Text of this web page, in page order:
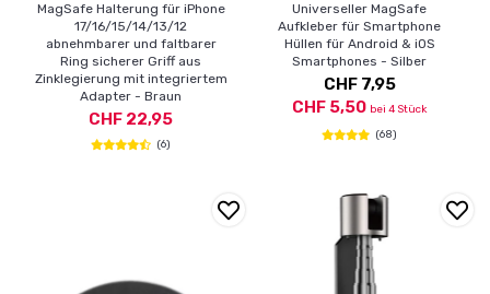
MagSafe Halterung für iPhone
17/16/15/14/13/12
abnehmbarer und faltbarer
Ring sicherer Griff aus
Zinklegierung mit integriertem
Adapter - Braun
CHF 22,95
(6)
Universeller MagSafe
Aufkleber für Smartphone
Hüllen für Android & iOS
Smartphones - Silber
CHF 7,95
CHF 5,50 bei 4 Stück
(68)